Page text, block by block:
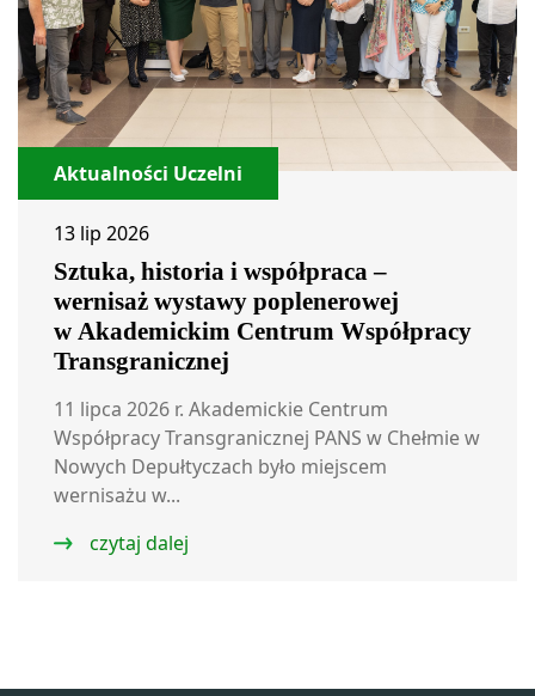
Aktualności Uczelni
13 lip 2026
Sztuka, historia i współpraca –
wernisaż wystawy poplenerowej
w Akademickim Centrum Współpracy
Transgranicznej
11 lipca 2026 r. Akademickie Centrum
Współpracy Transgranicznej PANS w Chełmie w
Nowych Depułtyczach było miejscem
wernisażu w...
czytaj dalej